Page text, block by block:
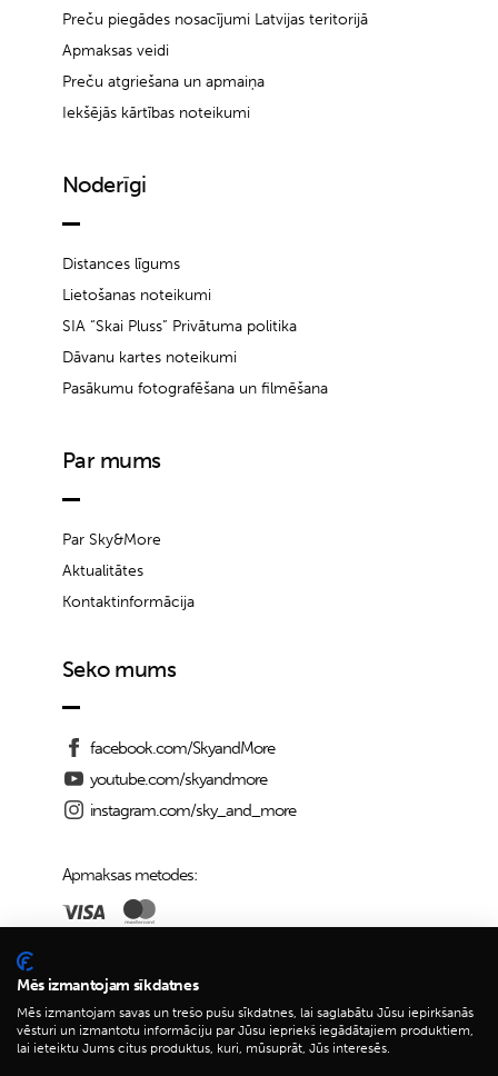
Preču piegādes nosacījumi Latvijas teritorijā
Apmaksas veidi
Preču atgriešana un apmaiņa
Iekšējās kārtības noteikumi
Noderīgi
Distances līgums
Lietošanas noteikumi
SIA “Skai Pluss” Privātuma politika
Dāvanu kartes noteikumi
Pasākumu fotografēšana un filmēšana
Par mums
Par Sky&More
Aktualitātes
Kontaktinformācija
Seko mums
facebook.com/SkyandMore
youtube.com/skyandmore
instagram.com/sky_and_more
Apmaksas metodes:
Piegādes iespējas:
Mēs izmantojam sīkdatnes
Mēs izmantojam savas un trešo pušu sīkdatnes, lai saglabātu Jūsu iepirkšanās
vēsturi un izmantotu informāciju par Jūsu iepriekš iegādātajiem produktiem,
lai ieteiktu Jums citus produktus, kuri, mūsuprāt, Jūs interesēs.